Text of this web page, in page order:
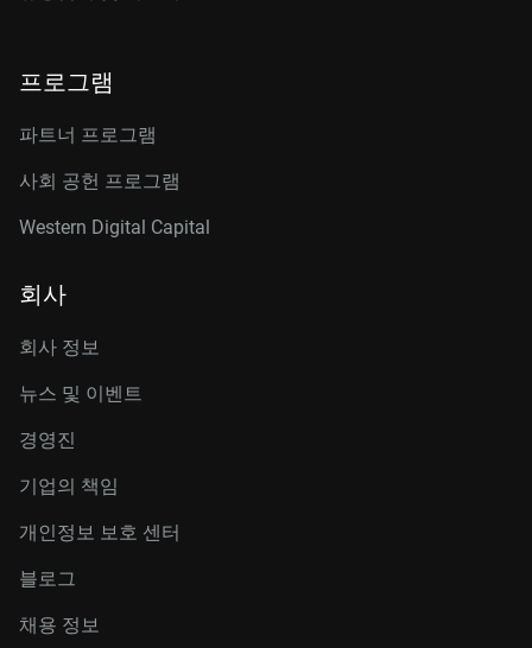
프로그램
파트너 프로그램
사회 공헌 프로그램
Western Digital Capital
회사
회사 정보
뉴스 및 이벤트
경영진
기업의 책임
개인정보 보호 센터
블로그
채용 정보